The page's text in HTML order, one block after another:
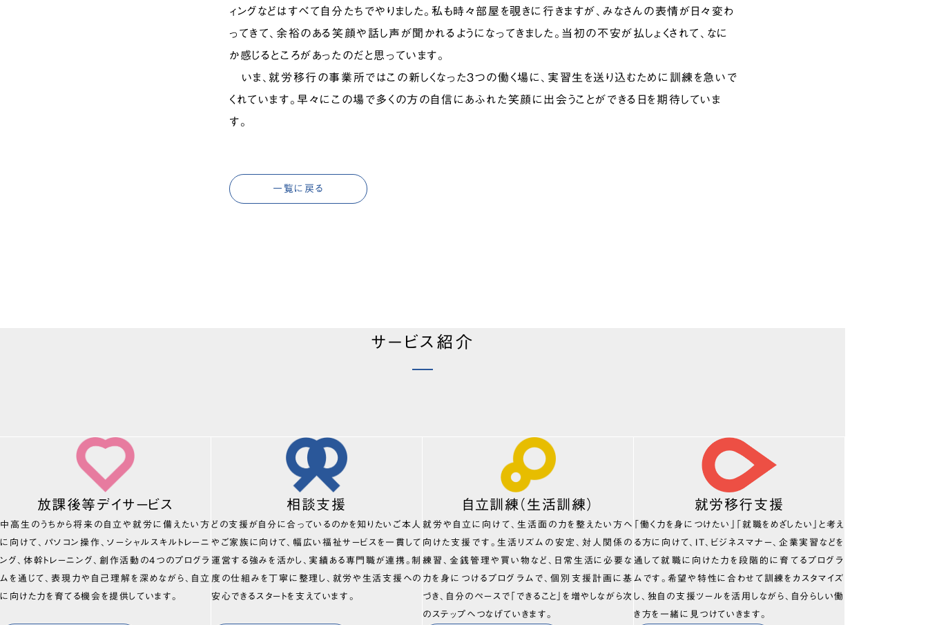
ィングなどはすべて自分たちでやりました。私も時々部屋を覗きに行きますが、みなさんの表情が日々変わ
ってきて、余裕のある笑顔や話し声が聞かれるようになってきました。当初の不安が払しょくされて、なに
か感じるところがあったのだと思っています。
いま、就労移行の事業所ではこの新しくなった３つの働く場に、実習生を送り込むために訓練を急いで
くれています。早々にこの場で多くの方の自信にあふれた笑顔に出会うことができる日を期待していま
す。
一覧に戻る
サービス紹介
放課後等デイサービス
中高生のうちから将来の自立や就労に備えたい方
に向けて、パソコン操作、ソーシャルスキルトレーニ
ング、体幹トレーニング、創作活動の4つのプログラ
ムを通じて、表現力や自己理解を深めながら、自立
に向けた力を育てる機会を提供しています。
相談支援
どの支援が自分に合っているのかを知りたいご本人
やご家族に向けて、幅広い福祉サービスを一貫して
運営する強みを活かし、実績ある専門職が連携。制
度の仕組みを丁寧に整理し、就労や生活支援への
安心できるスタートを支えています。
自立訓練（生活訓練）
就労や自立に向けて、生活面の力を整えたい方へ
向けた支援です。生活リズムの安定、対人関係の
練習、金銭管理や買い物など、日常生活に必要な
力を身につけるプログラムで、個別支援計画に基
づき、自分のペースで「できること」を増やしながら次
のステップへつなげていきます。
就労移行支援
「働く力を身につけたい」「就職をめざしたい」と考え
る方に向けて、IT、ビジネスマナー、企業実習などを
通して就職に向けた力を段階的に育てるプログラ
ムです。希望や特性に合わせて訓練をカスタマイズ
し、独自の支援ツールを活用しながら、自分らしい働
き方を一緒に見つけていきます。